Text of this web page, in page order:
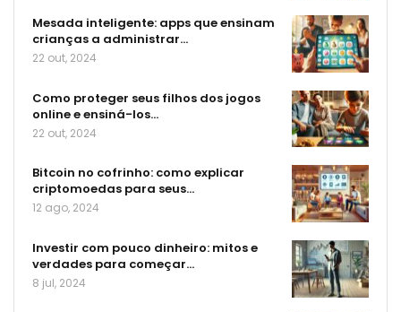
Mesada inteligente: apps que ensinam
crianças a administrar…
22 out, 2024
Como proteger seus filhos dos jogos
online e ensiná-los…
22 out, 2024
Bitcoin no cofrinho: como explicar
criptomoedas para seus…
12 ago, 2024
Investir com pouco dinheiro: mitos e
verdades para começar…
8 jul, 2024